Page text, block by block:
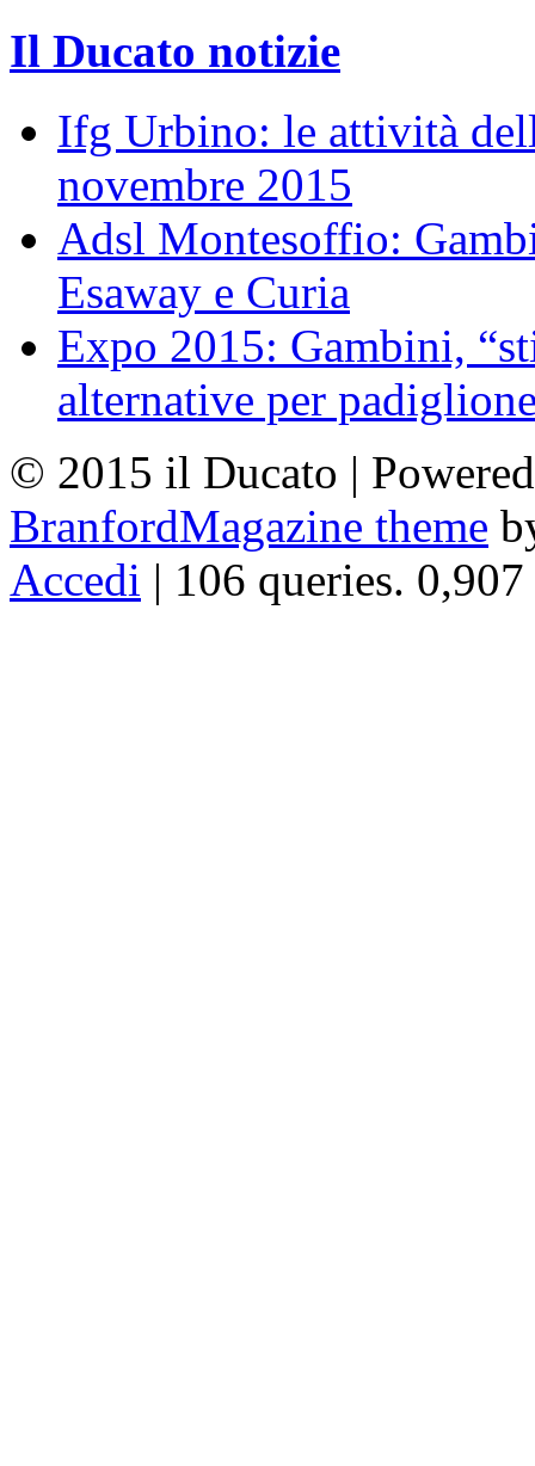
Il Ducato notizie
Ifg Urbino: le attività
novembre 2015
Adsl Montesoffio:
Esaway e Curia
Expo 2015: Gambini,
alternative per
© 2015 il Ducato |
BranfordMagazine theme
Accedi | 106 queries. 0,907